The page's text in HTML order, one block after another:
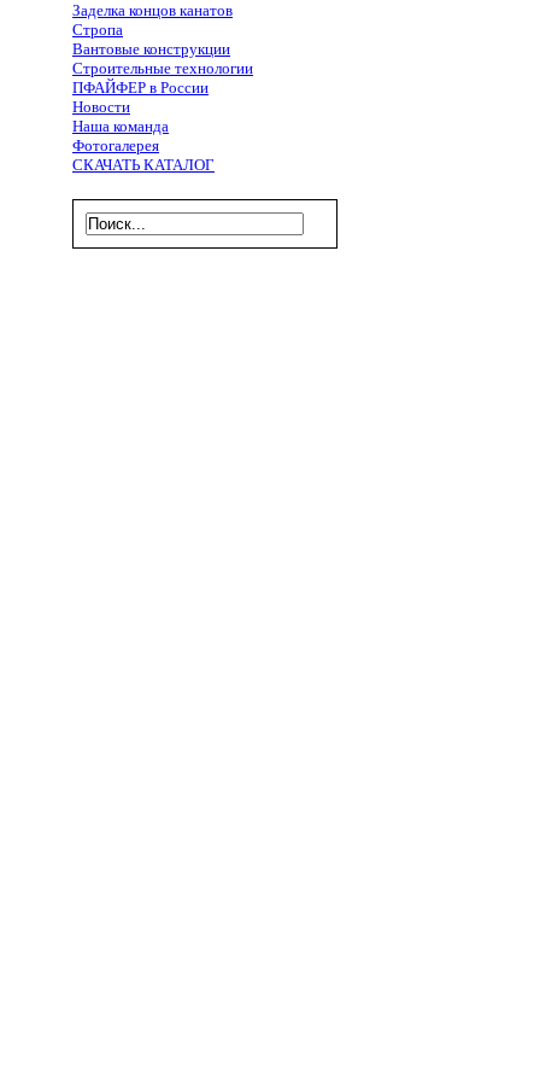
Заделка концов канатов
Стропа
Вантовые конструкции
Строительные технологии
ПФАЙФЕР в России
Новости
Наша команда
Фотогалерея
СКАЧАТЬ КАТАЛОГ